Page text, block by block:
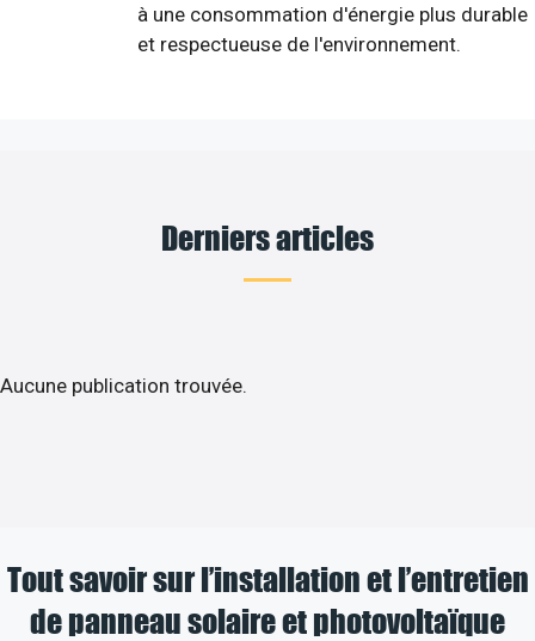
à une consommation d'énergie plus durable
et respectueuse de l'environnement.
Derniers articles
Aucune publication trouvée.
Tout savoir sur l’installation et l’entretien
de panneau solaire et photovoltaïque